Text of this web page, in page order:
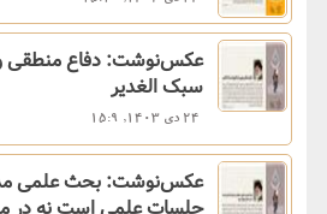
عکس‌نوشت: دفاع منطقی و
سبک الغدیر
24 دی 1403, 15:9
عکس‌نوشت: بحث علمی